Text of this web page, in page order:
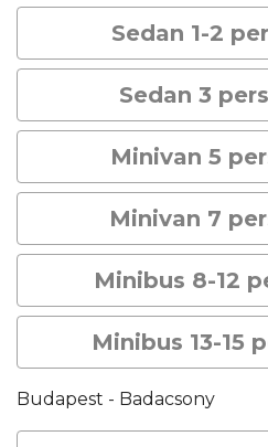
Sedan 1-2
Sedan 3
Minivan 5
Minivan 7
Minibus 8-12
Minibus 13-15
Budapest - Badacsony